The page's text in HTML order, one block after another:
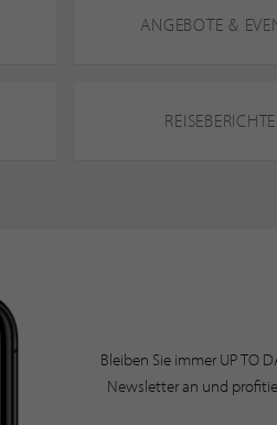
ANGEBOTE &
REISEBERICHTE
Bleiben Sie immer UP TO
Newsletter an und